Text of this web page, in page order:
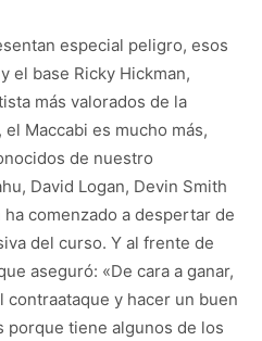
especial peligro, esos
el base Ricky Hickman,
más valorados de la
Maccabi es mucho más,
de nuestro
David Logan, Devin Smith
comenzado a despertar de
del curso. Y al frente de
aseguró: «De cara a ganar,
y hacer un buen
tiene algunos de los